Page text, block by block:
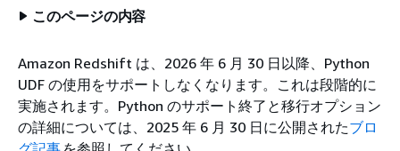
このページの内容
Amazon Redshift は、2026 年 6 月 30 日以降、Python
UDF の使用をサポートしなくなります。これは段階的に
実施されます。Python のサポート終了と移行オプション
の詳細については、2025 年 6 月 30 日に公開されたブロ